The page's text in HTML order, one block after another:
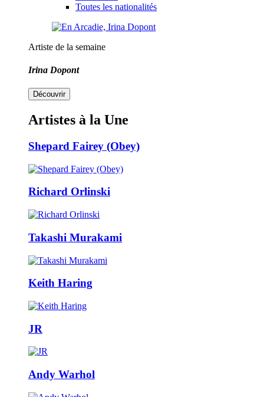
Toutes les nationalités
Artiste de la semaine
Irina Dopont
Découvrir
Artistes à la Une
Shepard Fairey (Obey)
Richard Orlinski
Takashi Murakami
Keith Haring
JR
Andy Warhol